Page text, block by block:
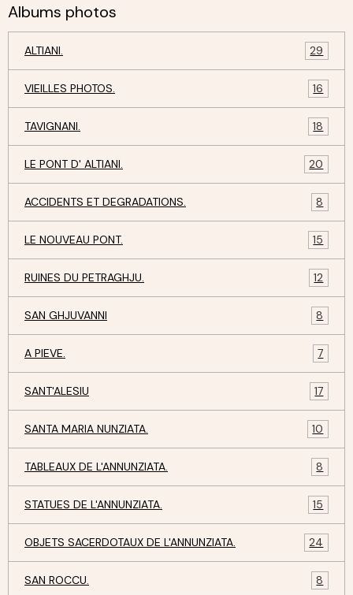
Albums photos
ALTIANI. 29
VIEILLES PHOTOS. 16
TAVIGNANI. 18
LE PONT D' ALTIANI. 20
ACCIDENTS ET DEGRADATIONS. 8
LE NOUVEAU PONT. 15
RUINES DU PETRAGHJU. 12
SAN GHJUVANNI 8
A PIEVE. 7
SANT'ALESIU 17
SANTA MARIA NUNZIATA. 10
TABLEAUX DE L'ANNUNZIATA. 8
STATUES DE L'ANNUNZIATA. 15
OBJETS SACERDOTAUX DE L'ANNUNZIATA. 24
SAN ROCCU. 8